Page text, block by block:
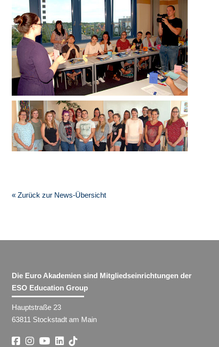
« Zurück zur News-Übersicht
Die Euro Akademien sind Mitgliedseinrichtungen der
ESO Education Group
Hauptstraße 23
63811 Stockstadt am Main